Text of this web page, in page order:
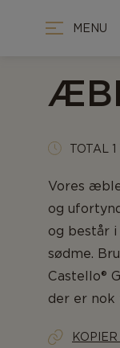
MENU
TOTAL 1
Vores
og
og består
sødme.
Castello®
der er nok